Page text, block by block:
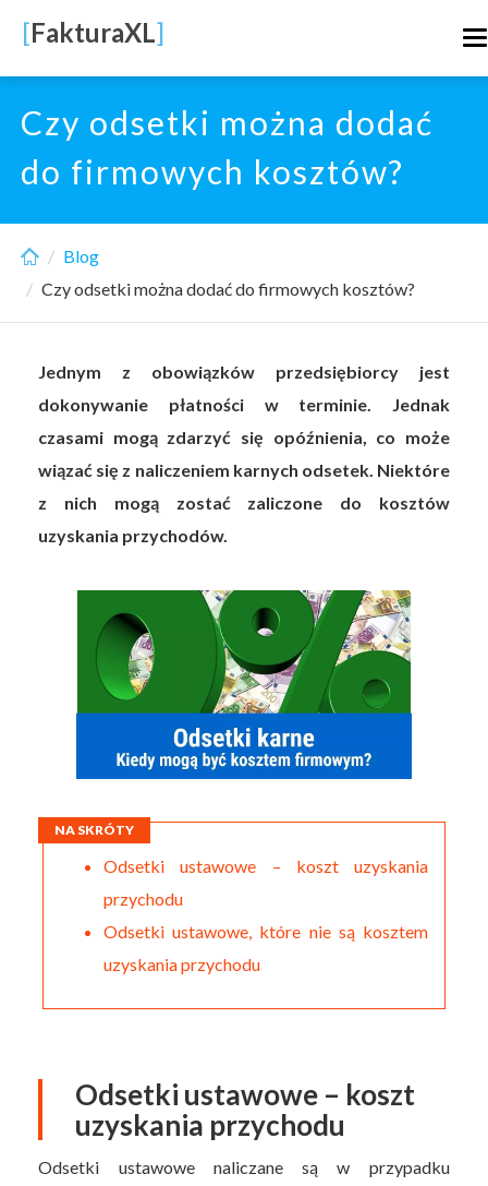
main
content
[FakturaXL]
Czy odsetki można dodać
do firmowych kosztów?
Blog
Czy odsetki można dodać do firmowych kosztów?
Jednym z obowiązków przedsiębiorcy jest
dokonywanie płatności w terminie. Jednak
czasami mogą zdarzyć się opóźnienia, co może
wiązać się z naliczeniem karnych odsetek. Niektóre
z nich mogą zostać zaliczone do kosztów
uzyskania przychodów.
NA SKRÓTY
Odsetki ustawowe – koszt uzyskania
przychodu
Odsetki ustawowe, które nie są kosztem
uzyskania przychodu
Odsetki ustawowe – koszt
uzyskania przychodu
Odsetki ustawowe naliczane są w przypadku